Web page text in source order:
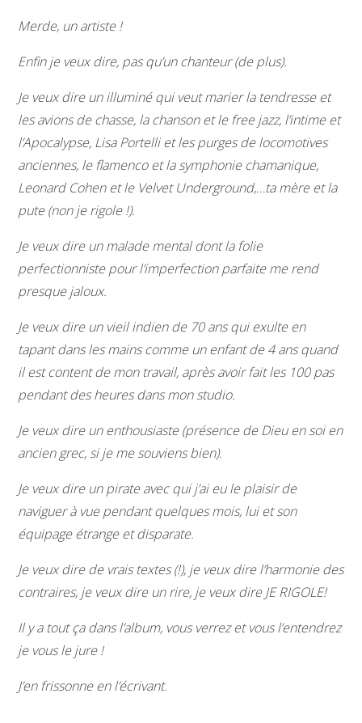
Merde, un artiste !
Enfin je veux dire, pas qu’un chanteur (de plus).
Je veux dire un illuminé qui veut marier la tendresse et
les avions de chasse, la chanson et le free jazz, l’intime et
l’Apocalypse, Lisa Portelli et les purges de locomotives
anciennes, le flamenco et la symphonie chamanique,
Leonard Cohen et le Velvet Underground,…ta mère et la
pute (non je rigole !).
Je veux dire un malade mental dont la folie
perfectionniste pour l’imperfection parfaite me rend
presque jaloux.
Je veux dire un vieil indien de 70 ans qui exulte en
tapant dans les mains comme un enfant de 4 ans quand
il est content de mon travail, après avoir fait les 100 pas
pendant des heures dans mon studio.
Je veux dire un enthousiaste (présence de Dieu en soi en
ancien grec, si je me souviens bien).
Je veux dire un pirate avec qui j’ai eu le plaisir de
naviguer à vue pendant quelques mois, lui et son
équipage étrange et disparate.
Je veux dire de vrais textes (!), je veux dire l’harmonie des
contraires, je veux dire un rire, je veux dire JE RIGOLE!
Il y a tout ça dans l’album, vous verrez et vous l’entendrez
je vous le jure !
J’en frissonne en l’écrivant.